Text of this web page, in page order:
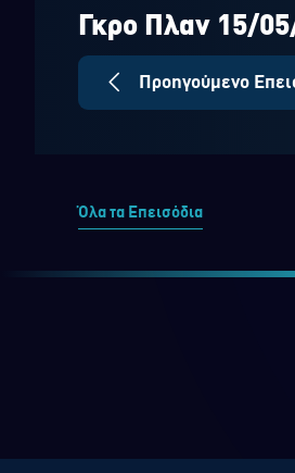
Γκρο Πλαν 15/
Προηγούμενο
Όλα τα Επεισόδια